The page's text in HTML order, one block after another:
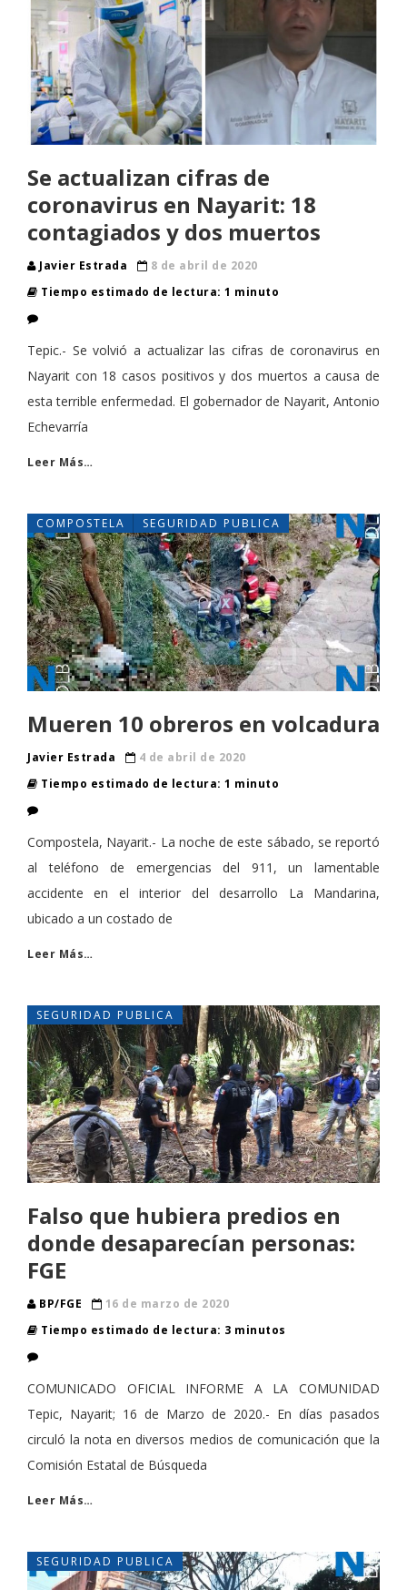
Se actualizan cifras de
coronavirus en Nayarit: 18
contagiados y dos muertos
Javier Estrada
8 de abril de 2020
Tiempo estimado de lectura: 1 minuto
Tepic.- Se volvió a actualizar las cifras de coronavirus en
Nayarit con 18 casos positivos y dos muertos a causa de
esta terrible enfermedad. El gobernador de Nayarit, Antonio
Echevarría
Leer Más…
COMPOSTELA SEGURIDAD PUBLICA
Mueren 10 obreros en volcadura
Javier Estrada
4 de abril de 2020
Tiempo estimado de lectura: 1 minuto
Compostela, Nayarit.- La noche de este sábado, se reportó
al teléfono de emergencias del 911, un lamentable
accidente en el interior del desarrollo La Mandarina,
ubicado a un costado de
Leer Más…
SEGURIDAD PUBLICA
Falso que hubiera predios en
donde desaparecían personas:
FGE
BP/FGE
16 de marzo de 2020
Tiempo estimado de lectura: 3 minutos
COMUNICADO OFICIAL INFORME A LA COMUNIDAD
Tepic, Nayarit; 16 de Marzo de 2020.- En días pasados
circuló la nota en diversos medios de comunicación que la
Comisión Estatal de Búsqueda
Leer Más…
SEGURIDAD PUBLICA